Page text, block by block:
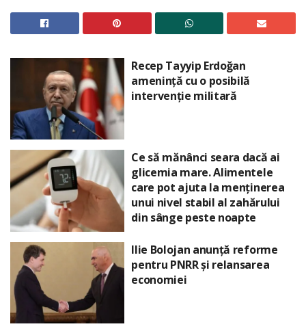
Recep Tayyip Erdoğan
amenință cu o posibilă
intervenție militară
Ce să mănânci seara dacă ai
glicemia mare. Alimentele
care pot ajuta la menținerea
unui nivel stabil al zahărului
din sânge peste noapte
Ilie Bolojan anunță reforme
pentru PNRR și relansarea
economiei